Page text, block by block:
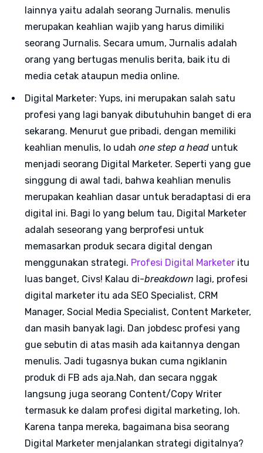
lainnya yaitu adalah seorang Jurnalis. menulis
merupakan keahlian wajib yang harus dimiliki
seorang Jurnalis. Secara umum, Jurnalis adalah
orang yang bertugas menulis berita, baik itu di
media cetak ataupun media online.
Digital Marketer: Yups, ini merupakan salah satu
profesi yang lagi banyak dibutuhuhin banget di era
sekarang. Menurut gue pribadi, dengan memiliki
keahlian menulis, lo udah one step a head untuk
menjadi seorang Digital Marketer. Seperti yang gue
singgung di awal tadi, bahwa keahlian menulis
merupakan keahlian dasar untuk beradaptasi di era
digital ini. Bagi lo yang belum tau, Digital Marketer
adalah seseorang yang berprofesi untuk
memasarkan produk secara digital dengan
menggunakan strategi. Profesi Digital Marketer itu
luas banget, Civs! Kalau di-breakdown lagi, profesi
digital marketer itu ada SEO Specialist, CRM
Manager, Social Media Specialist, Content Marketer,
dan masih banyak lagi. Dan jobdesc profesi yang
gue sebutin di atas masih ada kaitannya dengan
menulis. Jadi tugasnya bukan cuma ngiklanin
produk di FB ads aja.Nah, dan secara nggak
langsung juga seorang Content/Copy Writer
termasuk ke dalam profesi digital marketing, loh.
Karena tanpa mereka, bagaimana bisa seorang
Digital Marketer menjalankan strategi digitalnya?